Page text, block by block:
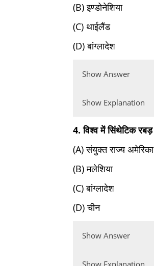
(B) इण्डोनेशिया
(C) थाईलैंड
(D) बांग्लादेश
Show Answer
Show Explanation
4. विश्व में सिंथेटिक
(A) संयुक्त राज्य अमेरिका
(B) मलेशिया
(C) बांग्लादेश
(D) चीन
Show Answer
Show Explanation